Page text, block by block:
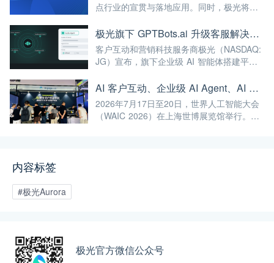
点行业的宣贯与落地应用。同时，极光将继
融入自身的产品与服务中，赋能更多企业实
现智能化转型，为我国人工智能产业规模
化、高端化发展注入强劲动能！
极光旗下 GPTBots.ai 升级客服解决方案：Audio Agent 打通企业通信线路，LINE 客服插件 2.0 同步上线
客户互动和营销科技服务商极光（NASDAQ:
JG）宣布，旗下企业级 AI 智能体搭建平台
Agent 正式支持通过 SIP 协议与 Twilio 对接
企业通信系统；LINE 客服插件 2.0 完成界面
重构并新增通知功能。
AI 客户互动、企业级 AI Agent、AI 内容生成集中亮相！极光旗下EngageLab WAIC 2026 现场回顾
2026年7月17日至20日，世界人工智能大会
（WAIC 2026）在上海世博展览馆举行。极
内容标签
#极光Aurora
极光官方微信公众号